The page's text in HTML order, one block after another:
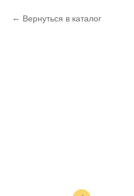
Вернуться в каталог